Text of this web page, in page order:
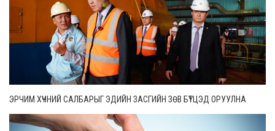
ЭРЧИМ ХҮЧНИЙ САЛБАРЫГ ЭДИЙН ЗАСГИЙН ЗӨВ БҮТЦЭД ОРУУЛНА